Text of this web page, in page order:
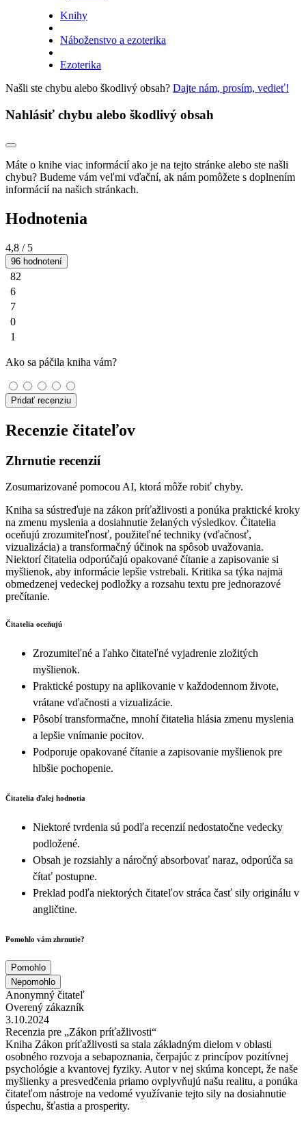
Knihy
Náboženstvo a ezoterika
Ezoterika
Našli ste chybu alebo škodlivý obsah? Dajte nám, prosím, vedieť!
Nahlásiť chybu alebo škodlivý obsah
Máte o knihe viac informácií ako je na tejto stránke alebo ste našli
chybu? Budeme vám veľmi vďační, ak nám pomôžete s doplnením
informácií na našich stránkach.
Hodnotenia
4,8 / 5
96 hodnotení
82
6
7
0
1
Ako sa páčila kniha vám?
Pridať recenziu
Recenzie čitateľov
Zhrnutie recenzií
Zosumarizované pomocou AI, ktorá môže robiť chyby.
Kniha sa sústreďuje na zákon príťažlivosti a ponúka praktické kroky
na zmenu myslenia a dosiahnutie želaných výsledkov. Čitatelia
oceňujú zrozumiteľnosť, použiteľné techniky (vďačnosť,
vizualizácia) a transformačný účinok na spôsob uvažovania.
Niektorí čitatelia odporúčajú opakované čítanie a zapisovanie si
myšlienok, aby informácie lepšie vstrebali. Kritika sa týka najmä
obmedzenej vedeckej podložky a rozsahu textu pre jednorazové
prečítanie.
Čitatelia oceňujú
Zrozumiteľné a ľahko čitateľné vyjadrenie zložitých
myšlienok.
Praktické postupy na aplikovanie v každodennom živote,
vrátane vďačnosti a vizualizácie.
Pôsobí transformačne, mnohí čitatelia hlásia zmenu myslenia
a lepšie vnímanie pocitov.
Podporuje opakované čítanie a zapisovanie myšlienok pre
hlbšie pochopenie.
Čitatelia ďalej hodnotia
Niektoré tvrdenia sú podľa recenzií nedostatočne vedecky
podložené.
Obsah je rozsiahly a náročný absorbovať naraz, odporúča sa
čítať postupne.
Preklad podľa niektorých čitateľov stráca časť sily originálu v
angličtine.
Pomohlo vám zhrnutie?
Pomohlo
Nepomohlo
Anonymný čitateľ
Overený zákazník
3.10.2024
Recenzia pre „Zákon príťažlivosti“
Kniha Zákon príťažlivosti sa stala základným dielom v oblasti
osobného rozvoja a sebapoznania, čerpajúc z princípov pozitívnej
psychológie a kvantovej fyziky. Autor v nej skúma koncept, že naše
myšlienky a presvedčenia priamo ovplyvňujú našu realitu, a ponúka
čitateľom nástroje na vedomé využívanie tejto sily na dosiahnutie
úspechu, šťastia a prosperity.